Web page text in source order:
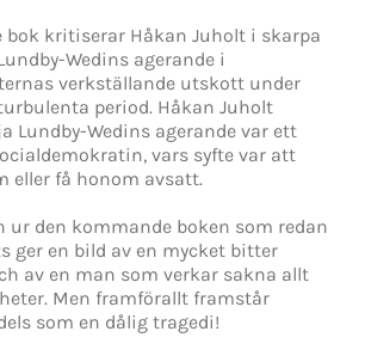
bok kritiserar Håkan Juholt i skarpa
Wedins agerande i
verkställande utskott under
period. Håkan Juholt
Lundby-Wedins agerande var ett
vars syfte var att
eller få honom avsatt.
ur den kommande boken som redan
ger en bild av en mycket bitter
av en man som verkar sakna allt
Men framförallt framstår
som en dålig tragedi!